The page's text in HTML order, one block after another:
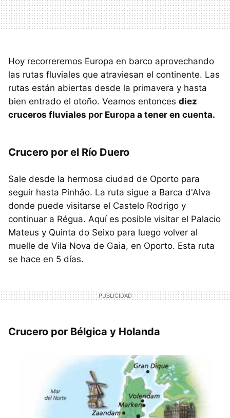
Hoy recorreremos Europa en barco aprovechando
las rutas fluviales que atraviesan el continente. Las
rutas están abiertas desde la primavera y hasta
bien entrado el otoño. Veamos entonces diez
cruceros fluviales por Europa a tener en cuenta.
Crucero por el Río Duero
Sale desde la hermosa ciudad de Oporto para
seguir hasta Pinhâo. La ruta sigue a Barca d'Alva
donde puede visitarse el Castelo Rodrigo y
continuar a Régua. Aquí es posible visitar el Palacio
Mateus y Quinta do Seixo para luego volver al
muelle de Vila Nova de Gaia, en Oporto. Esta ruta
se hace en 5 días.
Crucero por Bélgica y Holanda